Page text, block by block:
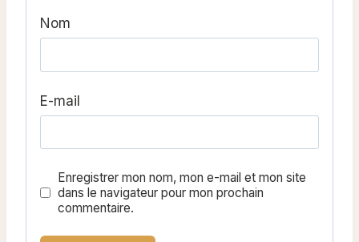
Nom
E-mail
Enregistrer mon nom, mon e-mail et mon site
dans le navigateur pour mon prochain
commentaire.